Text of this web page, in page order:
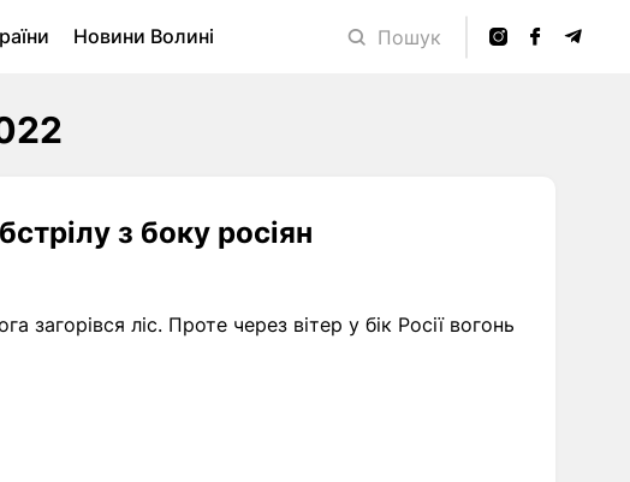
Новини Волині
Пошук
з боку росіян
загорівся ліс. Проте через вітер у бік Росії вогонь